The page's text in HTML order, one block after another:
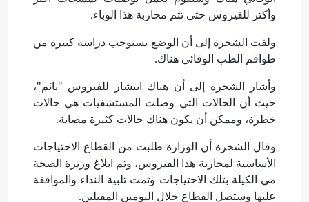
وأكثر للفيروس حتى تتم محاربة هذا الوباء.
ولفت الشخرة إلى أن الوضع يستوجب دراسة كبيرة من
طواقم الطب الوقائي هناك.
وأشار الشخرة إلى أن هناك انتشار للفيروس "نائم"،
حيث أن الحالات التي وصلت المستشفيات هي حالات
خطرة، وممكن أن يكون هناك حالات كثيرة مصابة.
وقال الشخرة أن الوزارة طلبت من القطاع الاحتياجات
الأساسية لمحاربة هذا الفيروس، وتم ابلاغ وزيرة الصحة
مي الكيلة بتلك الاحتياجات وتمت تلبية النداء والموافقة
عليها وستصل القطاع خلال اليومين المقبلين.